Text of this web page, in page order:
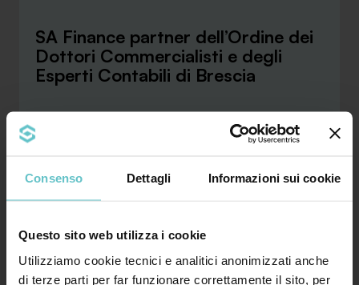
Consenso Dettagli Informazioni sui cookie
Questo sito web utilizza i cookie
Utilizziamo cookie tecnici e analitici anonimizzati anche
di terze parti per far funzionare correttamente il sito, per
SA Finance partner dell’Ordine dei
Dottori Commercialisti e degli
Esperti Contabili di Brescia
La convenzione stipulata con l’ODCEC di Brescia
profes...
Approfondisci